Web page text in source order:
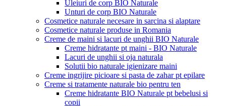
Uleiuri de corp BIO Naturale
Unturi de corp BIO Naturale
Cosmetice naturale necesare in sarcina si alaptare
Cosmetice naturale produse in Romania
Creme de maini si lacuri de unghii BIO Naturale
Creme hidratante pt maini - BIO Naturale
Lacuri de unghii si oja naturala
Solutii bio naturale igienizare maini
Creme ingrijire picioare si pasta de zahar pt epilare
Creme si tratamente naturale bio pentru ten
Creme hidratante BIO Naturale pt bebelusi si
copii